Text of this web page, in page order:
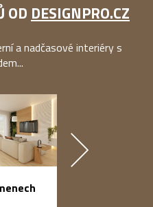
OD DESIGNPRO.CZ
a nadčasové interiéry s